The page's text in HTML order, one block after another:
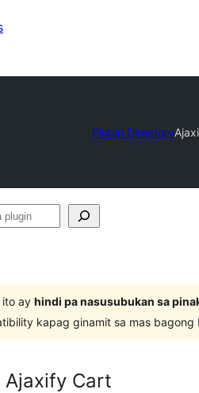
Plugin Directory
ito ay hindi pa nasusubukan sa
kapag ginamit sa mas bagong
Ajaxify Cart